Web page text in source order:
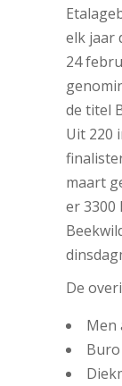
elk jaar
24
de titel
Uit 220
maart
er 3300
De
Men